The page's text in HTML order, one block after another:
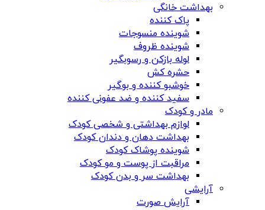
بهداشت خانگی
پاک کننده
شوینده منسوجات
شوینده ظروف
لوله بازکن و رسوبگیر
حشره کش
خوشبو کننده و بوگیر
سفید کننده و ضد عفونی کننده
مادر و کودک
لوازم بهداشتی و شخصی کودک
بهداشت دهان و دندان کودک
شوینده پوشاک کودک
مراقبت از پوست و مو کودک
بهداشت سر و بدن کودک
آرایشی
آرایش صورت